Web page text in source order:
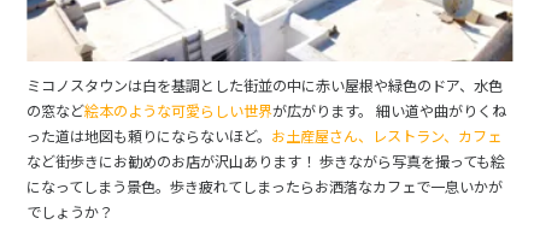
ミコノスタウンは白を基調とした街並の中に赤い屋根や緑色のドア、水色
の窓など絵本のような可愛らしい世界が広がります。 細い道や曲がりくね
った道は地図も頼りにならないほど。 お土産屋さん、レストラン、カフェ
など街歩きにお勧めのお店が沢山あります！ 歩きながら写真を撮っても絵
になってしまう景色。歩き疲れてしまったらお洒落なカフェで一息いかが
でしょうか？